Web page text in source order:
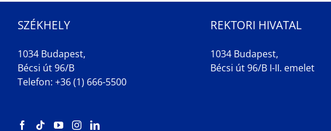
SZÉKHELY
1034 Budapest,
Bécsi út 96/B
Telefon: +36 (1) 666-5500
REKTORI HIVATAL
1034 Budapest,
Bécsi út 96/B I-II. emelet